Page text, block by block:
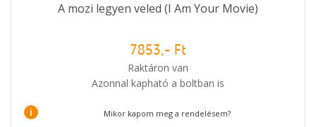
A mozi legyen veled (I Am Your Movie)
7853,- Ft
Raktáron van
Azonnal kapható a boltban is
i Mikor kapom meg a rendelésem?